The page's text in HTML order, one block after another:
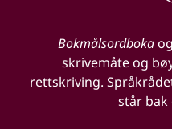
Bokmålsordbokaog
skrivemåte og
rettskriving.
står bak